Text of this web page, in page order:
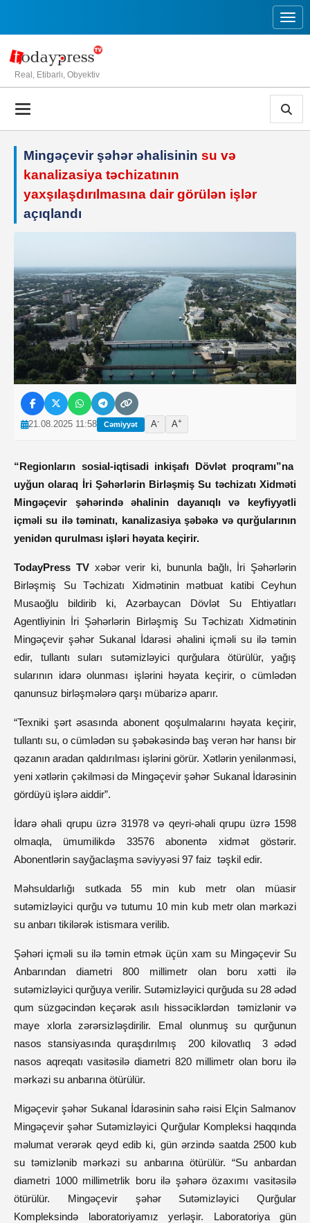
Real, Etibarlı, Obyektiv
Mingəçevir şəhər əhalisinin su və
kanalizasiya təchizatının
yaxşılaşdırılmasına dair görülən işlər
açıqlandı
21.08.2025 11:58 Cəmiyyət A- A+
“Regionların sosial-iqtisadi inkişafı Dövlət proqramı”na
uyğun olaraq İri Şəhərlərin Birləşmiş Su təchizatı Xidməti
Mingəçevir şəhərində əhalinin dayanıqlı və keyfiyyətli
içməli su ilə təminatı, kanalizasiya şəbəkə və qurğularının
yenidən qurulması işləri həyata keçirir.
TodayPress TVxəbər verir ki, bununla bağlı, İri Şəhərlərin
Birləşmiş Su Təchizatı Xidmətinin mətbuat katibi Ceyhun
Musaoğlu bildirib ki, Azərbaycan Dövlət Su Ehtiyatları
Agentliyinin İri Şəhərlərin Birləşmiş Su Təchizatı Xidmətinin
Mingəçevir şəhər Sukanal İdarəsi əhalini içməli su ilə təmin
edir, tullantı suları sutəmizləyici qurğulara ötürülür, yağış
sularının idarə olunması işlərini həyata keçirir, o cümlədən
qanunsuz birləşmələrə qarşı mübarizə aparır.
“Texniki şərt əsasında abonent qoşulmalarını həyata keçirir,
tullantı su, o cümlədən su şəbəkəsində baş verən hər hansı bir
qəzanın aradan qaldırılması işlərini görür. Xətlərin yenilənməsi,
yeni xətlərin çəkilməsi də Mingəçevir şəhər Sukanal İdarəsinin
gördüyü işlərə aiddir”.
İdarə əhali qrupu üzrə 31978 və qeyri-əhali qrupu üzrə 1598
olmaqla, ümumilikdə 33576 abonentə xidmət göstərir.
Abonentlərin sayğaclaşma səviyyəsi 97 faiz təşkil edir.
Məhsuldarlığı sutkada 55 min kub metr olan müasir
sutəmizləyici qurğu və tutumu 10 min kub metr olan mərkəzi
su anbarı tikilərək istismara verilib.
Şəhəri içməli su ilə təmin etmək üçün xam su Mingəçevir Su
Anbarından diametri 800 millimetr olan boru xətti ilə
sutəmizləyici qurğuya verilir. Sutəmizləyici qurğuda su 28 ədəd
qum süzgəcindən keçərək asılı hissəciklərdən təmizlənir və
maye xlorla zərərsizləşdirilir. Emal olunmuş su qurğunun
nasos stansiyasında quraşdırılmış 200 kilovatlıq 3 ədəd
nasos aqreqatı vasitəsilə diametri 820 millimetr olan boru ilə
mərkəzi su anbarına ötürülür.
Migəçevir şəhər Sukanal İdarəsinin sahə rəisi Elçin Salmanov
Mingəçevir şəhər Sutəmizləyici Qurğular Kompleksi haqqında
məlumat verərək qeyd edib ki, gün ərzində saatda 2500 kub
su təmizlənib mərkəzi su anbarına ötürülür. “Su anbardan
diametri 1000 millimetrlik boru ilə şəhərə özaxımı vasitəsilə
ötürülür. Mingəçevir şəhər Sutəmizləyici Qurğular
Kompleksində laboratoriyamız yerləşir. Laboratoriya gün